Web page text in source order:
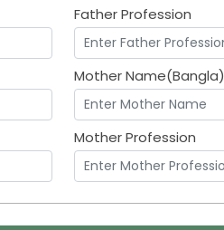
Father Profession
Mother Name(Bangla)
Mother Profession